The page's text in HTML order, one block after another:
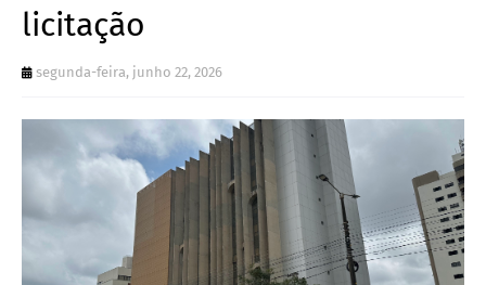
licitação
segunda-feira, junho 22, 2026